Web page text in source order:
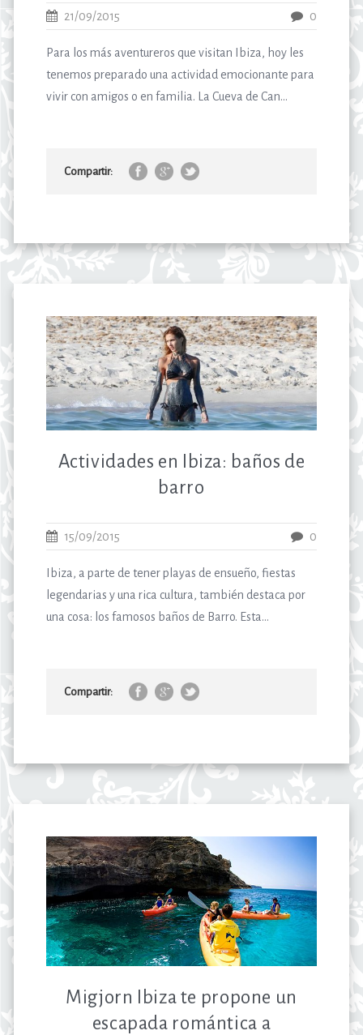
21/09/2015 0
Para los más aventureros que visitan Ibiza, hoy les
tenemos preparado una actividad emocionante para
vivir con amigos o en familia. La Cueva de Can...
Compartir:
Actividades en Ibiza: baños de
barro
15/09/2015 0
Ibiza, a parte de tener playas de ensueño, fiestas
legendarias y una rica cultura, también destaca por
una cosa: los famosos baños de Barro. Esta...
Compartir:
Migjorn Ibiza te propone un
escapada romántica a